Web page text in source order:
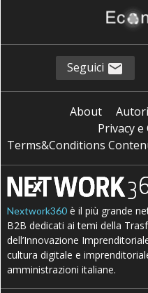
Seguici
About Autori
Privacy e
Terms&Conditions
Nextwork360 è il più grande
B2B dedicati ai temi della
dell’Innovazione
cultura digitale e
amministrazioni italiane.